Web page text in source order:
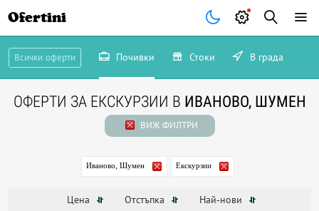
Ofertini
Всички оферти Почивки Стоки В града
ОФЕРТИ ЗА ЕКСКУРЗИИ В ИВАНОВО, ШУМЕН
ВИЖ ФИЛТРИ
Иваново, Шумен Екскурзии
Цена Отстъпка Най-нови